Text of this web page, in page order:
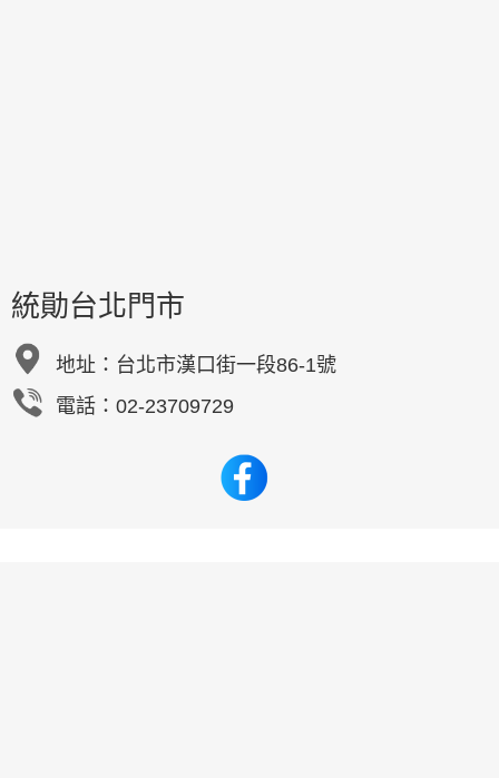
統勛台北門市
地址： 台北市漢口街一段86-1號
電話：02-23709729